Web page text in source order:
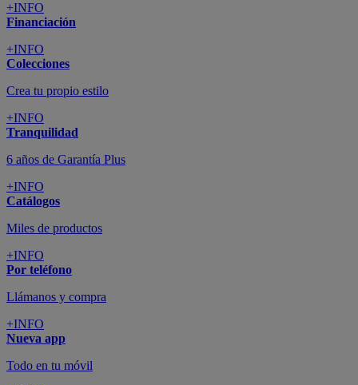
+INFO
Financiación
+INFO
Colecciones
Crea tu propio estilo
+INFO
Tranquilidad
6 años de Garantía Plus
+INFO
Catálogos
Miles de productos
+INFO
Por teléfono
Llámanos y compra
+INFO
Nueva app
Todo en tu móvil